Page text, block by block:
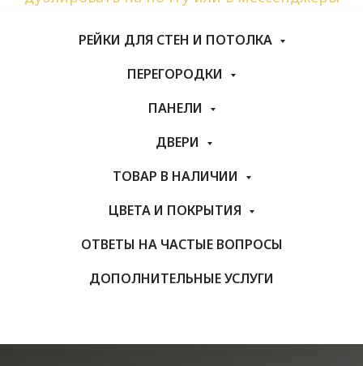
РЕЙКИ ДЛЯ СТЕН И ПОТОЛКА
ПЕРЕГОРОДКИ
ПАНЕЛИ
ДВЕРИ
ТОВАР В НАЛИЧИИ
ЦВЕТА И ПОКРЫТИЯ
ОТВЕТЫ НА ЧАСТЫЕ ВОПРОСЫ
ДОПОЛНИТЕЛЬНЫЕ УСЛУГИ